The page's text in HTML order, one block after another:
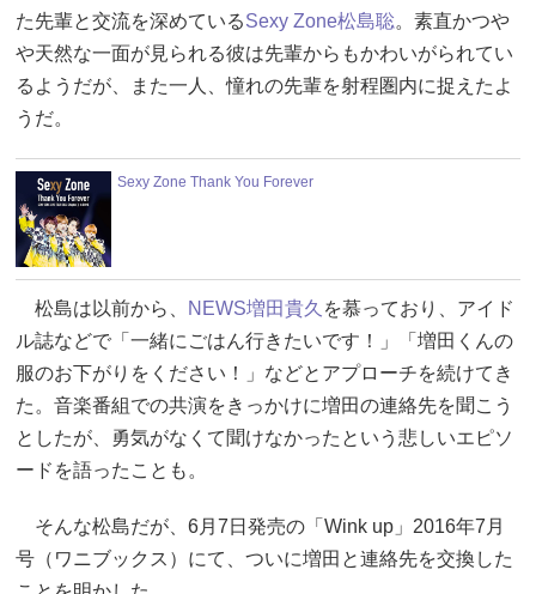
た先輩と交流を深めているSexy Zone松島聡。素直かつや
や天然な一面が見られる彼は先輩からもかわいがられてい
るようだが、また一人、憧れの先輩を射程圏内に捉えたよ
うだ。
Sexy Zone Thank You Forever
松島は以前から、 NEWS増田貴久 を慕っており、アイド
ル誌などで「一緒にごはん行きたいです！」「増田くんの
服のお下がりをください！」などとアプローチを続けてき
た。音楽番組での共演をきっかけに増田の連絡先を聞こう
としたが、勇気がなくて聞けなかったという悲しいエピソ
ードを語ったことも。
そんな松島だが、6月7日発売の「Wink up」2016年7月
号（ワニブックス）にて、ついに増田と連絡先を交換した